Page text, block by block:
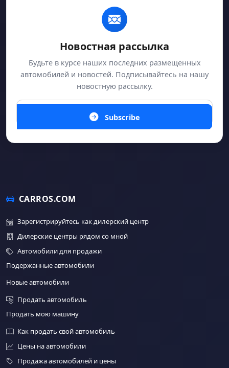
Новостная рассылка
Будьте в курсе наших последних размещенных
автомобилей и новостей. Подписывайтесь на нашу
новостную рассылку.
Subscribe
CARROS.COM
Зарегистрируйтесь как дилерский центр
Дилерские центры рядом со мной
Автомобили для продажи
Подержанные автомобили
Новые автомобили
Продать автомобиль
Продать мою машину
Как продать свой автомобиль
Цены на автомобили
Продажа автомобилей и цены